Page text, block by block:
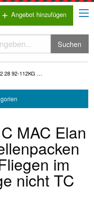
add Angebot hinzufügen
Suchen
28 92-112KG …
MAC Elan
im
nicht TC